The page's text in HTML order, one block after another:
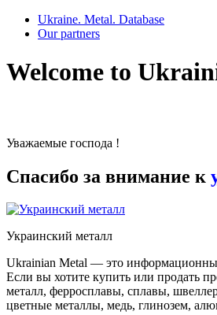
Ukraine. Metal. Database
Our partners
Welcome to
Уважаемые господа !
Спасибо за внимание к
Украинский металл
Ukrainian Metal — это
Если вы хотите купить или продать
металл, ферросплавы, сплавы,
цветные металлы, медь, глинозем,